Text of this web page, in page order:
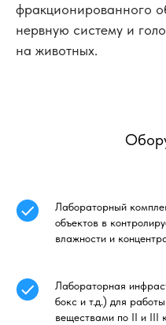
фракционированного
нервную систему и
на животных.
Лабораторный
объектов в
влажности и
Лабораторная
бокс и т.д.) для
веществами по II и III